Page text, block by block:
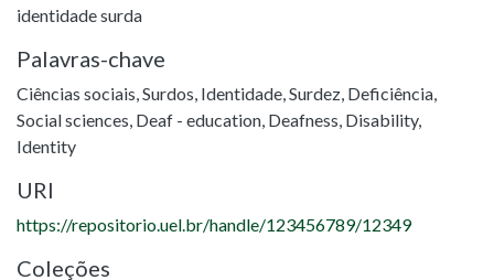
identidade surda
Palavras-chave
Ciências sociais,Surdos, Identidade,Surdez, Deficiência,
Social sciences, Deaf - education, Deafness, Disability,
Identity
URI
https://repositorio.uel.br/handle/123456789/12349
Coleções